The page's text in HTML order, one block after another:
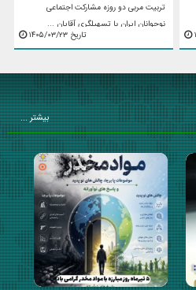
تربیت مربی دو روزه مشارکت اجتماعی
نوجوانان ایران با تسهیلگری آقایان ...
تاریخ ۱۴۰۵/۰۳/۲۳
بیشتر ...